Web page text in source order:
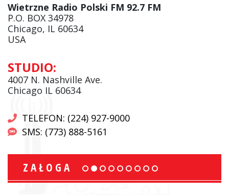
Wietrzne Radio Polski FM 92.7 FM
P.O. BOX 34978
Chicago, IL 60634
USA
STUDIO:
4007 N. Nashville Ave.
Chicago IL 60634
TELEFON: (224) 927-9000
SMS: (773) 888-5161
ZAŁOGA